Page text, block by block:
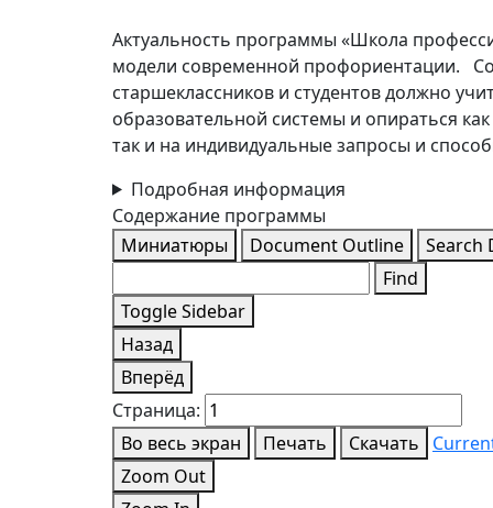
Актуальность программы «Школа
модели современной профориентации.
старшеклассников и студентов должно
образовательной системы и опираться
так и на индивидуальные запросы и
Подробная информация
Содержание программы
Миниатюры
Document Outline
Search
Find
Toggle Sidebar
Назад
Вперёд
Страница:
Во весь экран
Печать Скачать
Zoom Out